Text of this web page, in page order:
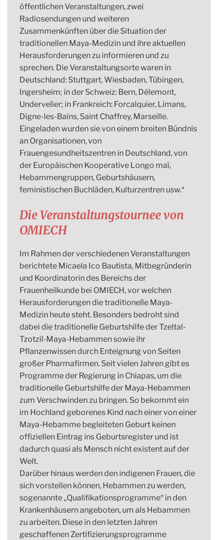
öffentlichen Veranstaltungen, zwei
Radiosendungen und weiteren
Zusammenkünften über die Situation der
traditionellen Maya-Medizin und ihre aktuellen
Herausforderungen zu informieren und zu
sprechen. Die Veranstaltungsorte waren in
Deutschland: Stuttgart, Wiesbaden, Tübingen,
Ingersheim; in der Schweiz: Bern, Délemont,
Undervelier; in Frankreich: Forcalquier, Limans,
Digne-les-Bains, Saint Chaffrey, Marseille.
Eingeladen wurden sie von einem breiten Bündnis
an Organisationen, von
Frauengesundheitszentren in Deutschland, von
der Europäischen Kooperative Longo maï,
Hebammengruppen, Geburtshäusern,
feministischen Buchläden, Kulturzentren usw.*
Die Veranstaltungstournee von
OMIECH
Im Rahmen der verschiedenen Veranstaltungen
berichtete Micaela Ico Bautista, Mitbegründerin
und Koordinatorin des Bereichs der
Frauenheilkunde bei OMIECH, vor welchen
Herausforderungen die traditionelle Maya-
Medizin heute steht. Besonders bedroht sind
dabei die traditionelle Geburtshilfe der Tzeltal-
Tzotzil-Maya-Hebammen sowie ihr
Pflanzenwissen durch Enteignung von Seiten
großer Pharmafirmen. Seit vielen Jahren gibt es
Programme der Regierung in Chiapas, um die
traditionelle Geburtshilfe der Maya-Hebammen
zum Verschwinden zu bringen. So bekommt ein
im Hochland geborenes Kind nach einer von einer
Maya-Hebamme begleiteten Geburt keinen
offiziellen Eintrag ins Geburtsregister und ist
dadurch quasi als Mensch nicht existent auf der
Welt.
Darüber hinaus werden den indigenen Frauen, die
sich vorstellen können, Hebammen zu werden,
sogenannte „Qualifikationsprogramme“ in den
Krankenhäusern angeboten, um als Hebammen
zu arbeiten. Diese in den letzten Jahren
geschaffenen Zertifizierungsprogramme